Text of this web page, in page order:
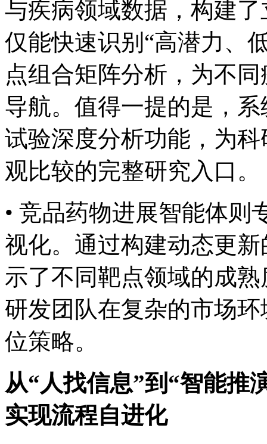
与疾病领域数据，构
仅能快速识别“高潜力、
点组合矩阵分析，为
导航。值得一提的是
试验深度分析功能，
观比较的完整研究入口。
• 竞品药物进展智能体则
视化。通过构建动态更新
示了不同靶点领域的成熟
研发团队在复杂的市场
位策略。
从“人找信息”到“智能推演
实现流程自进化